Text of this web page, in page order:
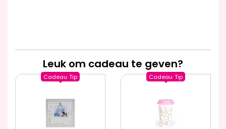
Leuk om cadeau te geven?
Cadeau Tip Cadeau Tip